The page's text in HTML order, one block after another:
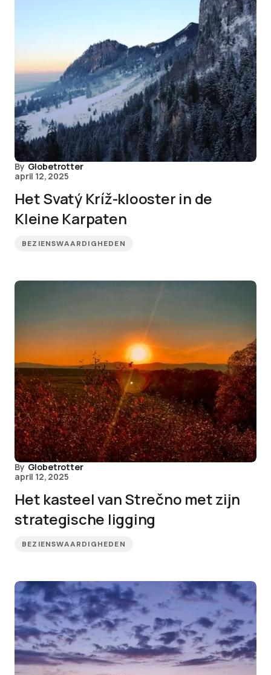
By Globetrotter
april 12, 2025
Het Svatý Kríž-klooster in de
Kleine Karpaten
BEZIENSWAARDIGHEDEN
By Globetrotter
april 12, 2025
Het kasteel van Strečno met zijn
strategische ligging
BEZIENSWAARDIGHEDEN